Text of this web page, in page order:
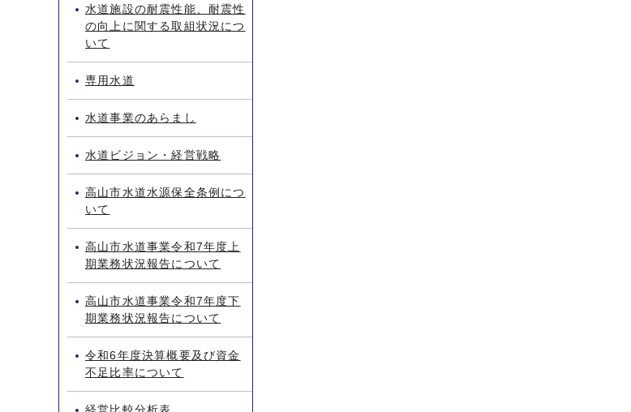
水道施設の耐震性能、耐震性
の向上に関する取組状況につ
いて
専用水道
水道事業のあらまし
水道ビジョン・経営戦略
高山市水道水源保全条例につ
いて
高山市水道事業令和7年度上
期業務状況報告について
高山市水道事業令和7年度下
期業務状況報告について
令和6年度決算概要及び資金
不足比率について